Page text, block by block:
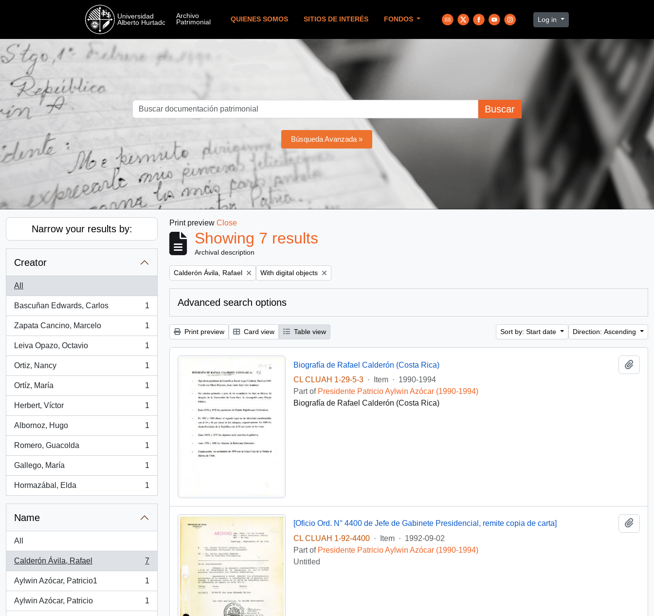
QUIENES SOMOS SITIOS DE INTERÉS FONDOS Log in
Buscar
Búsqueda Avanzada »
Narrow your results by:
Creator
All
Bascuñan Edwards, Carlos
, 1 results
1
Zapata Cancino, Marcelo
, 1 results
1
Leiva Opazo, Octavio
, 1 results
1
Ortiz, Nancy
, 1 results
1
Ortíz, María
, 1 results
1
Herbert, Víctor
, 1 results
1
Albornoz, Hugo
, 1 results
1
Romero, Guacolda
, 1 results
1
Gallego, María
, 1 results
1
Hormazábal, Elda
, 1 results
1
Name
All
Calderón Ávila, Rafael
, 7 results
7
Aylwin Azócar, Patricio1
, 1 results
1
Aylwin Azócar, Patricio
, 1 results
1
Print preview Close
Showing 7 results
Archival description
Remove filter:
Calderón Ávila, Rafael Remove filter:
With digital objects
Advanced search options
Print preview Card view Table view Sort by: Start date Direction: Ascending
Biografía de Rafael Calderón (Costa Rica)
CL CLUAH 1-29-5-3
· Item · 1990-1994
Part of Presidente Patricio Aylwin Azócar (1990-1994)
Biografía de Rafael Calderón (Costa Rica)
[Oficio Ord. N° 4400 de Jefe de Gabinete Presidencial, remite copia de carta]
CL CLUAH 1-92-4400
· Item · 1992-09-02
Part of Presidente Patricio Aylwin Azócar (1990-1994)
Untitled